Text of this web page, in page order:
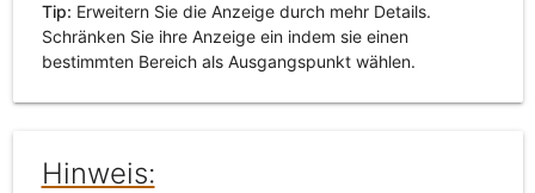
Tip: Erweitern Sie die Anzeige durch mehr Details.
Schränken Sie ihre Anzeige ein indem sie einen
bestimmten Bereich als Ausgangspunkt wählen.
Hinweis: